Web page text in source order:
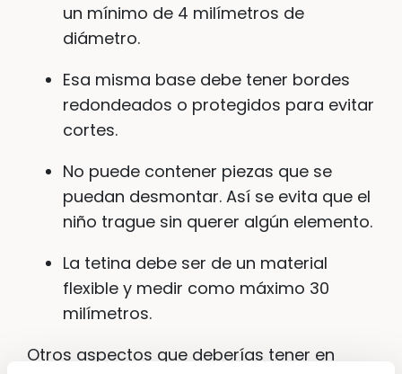
un mínimo de 4 milímetros de
diámetro.
Esa misma base debe tener bordes
redondeados o protegidos para evitar
cortes.
No puede contener piezas que se
puedan desmontar. Así se evita que el
niño trague sin querer algún elemento.
La tetina debe ser de un material
flexible y medir como máximo 30
milímetros.
Otros aspectos que deberías tener en